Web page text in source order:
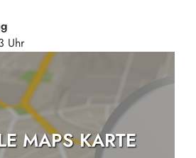
Uhr
MAPS KARTE